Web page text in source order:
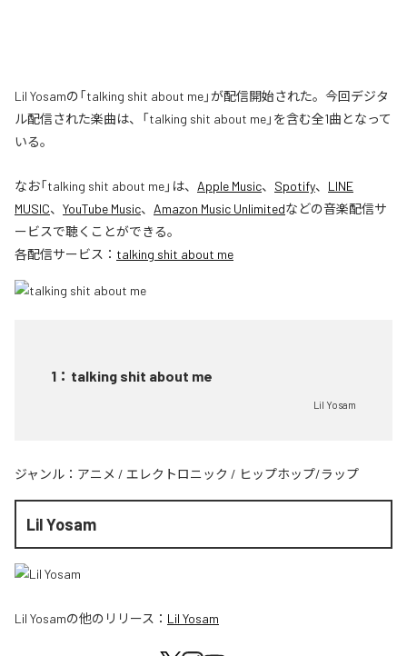
Lil Yosamの「talking shit about me」が配信開始された。今回デジタ
ル配信された楽曲は、「talking shit about me」を含む全1曲となって
いる。
なお「talking shit about me」は、 Apple Music、 Spotify、 LINE
MUSIC、 YouTube Music、 Amazon Music Unlimitedなどの音楽配信サ
ービスで聴くことができる。
各配信サービス： talking shit about me
1 ： talking shit about me
Lil Yosam
ジャンル： アニメ / エレクトロニック / ヒップホップ/ラップ
Lil Yosam
Lil Yosamの他のリリース： Lil Yosam